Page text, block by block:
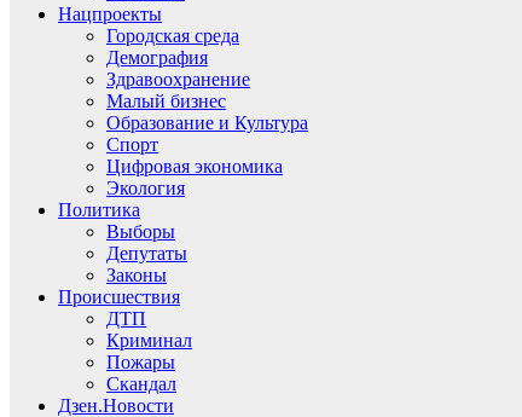
Нацпроекты
Городская среда
Демография
Здравоохранение
Малый бизнес
Образование и Культура
Спорт
Цифровая экономика
Экология
Политика
Выборы
Депутаты
Законы
Происшествия
ДТП
Криминал
Пожары
Скандал
Дзен.Новости